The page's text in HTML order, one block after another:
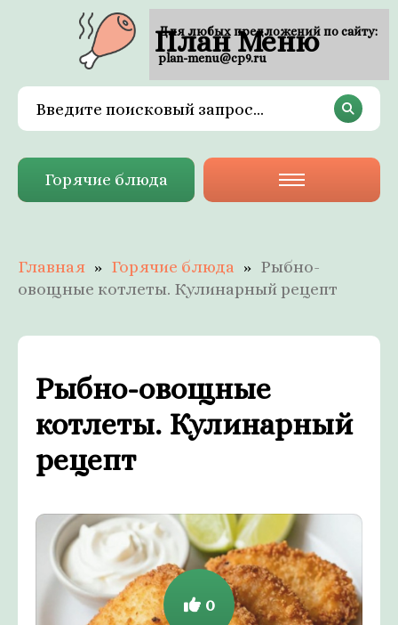
План Меню
Горячие блюда
Главная Горячие блюда
Рыбно-
овощные котлеты. Кулинарный рецепт
Рыбно-овощные
котлеты. Кулинарный
рецепт
0
Для любых предложений по сайту:
plan-menu@cp9.ru